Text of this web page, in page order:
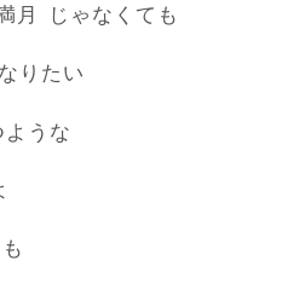
月 じゃなくても
りたい
ような